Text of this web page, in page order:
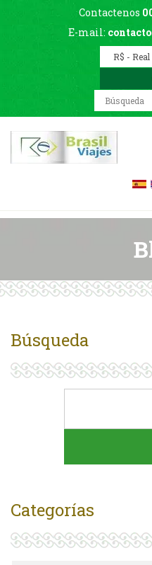
Contactenos
E-mail:
Búsqueda
Categorías